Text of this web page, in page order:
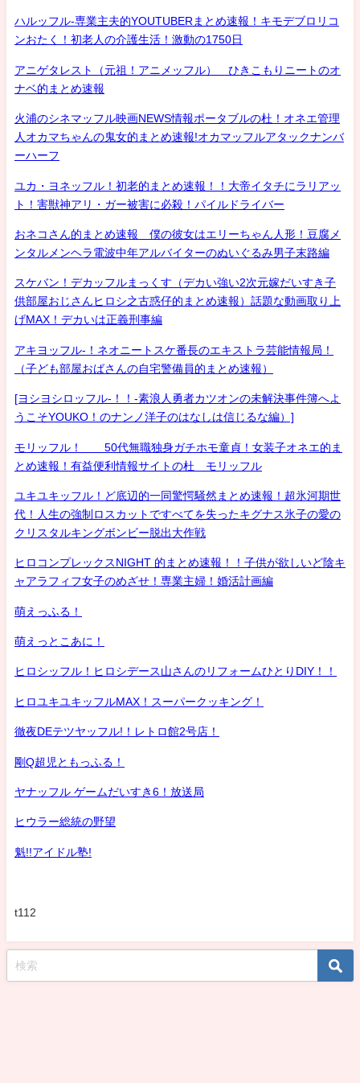
ハルッフル-専業主夫的YOUTUBERまとめ速報！キモデブロリコ
ンおたく！初老人の介護生活！激動の1750日
アニゲタレスト（元祖！アニメッフル） ひきこもりニートのオ
ナベ的まとめ速報
火浦のシネマッフル映画NEWS情報ポータブルの杜！オネエ管理
人オカマちゃんの鬼女的まとめ速報!オカマッフルアタックナンバ
ーハーフ
ユカ・ヨネッフル！初老的まとめ速報！！大帝イタチにラリアッ
ト！害獣神アリ・ガー被害に必殺！パイルドライバー
おネコさん的まとめ速報 僕の彼女はエリーちゃん人形！豆腐メ
ンタルメンヘラ電波中年アルバイターのぬいぐるみ男子末路編
スケバン！デカッフルまっくす（デカい強い2次元嫁だいすき子
供部屋おじさんヒロシ之古惑仔的まとめ速報）話題な動画取り上
げMAX！デカいは正義刑事編
アキヨッフル-！ネオニートスケ番長のエキストラ芸能情報局！
（子ども部屋おばさんの自宅警備員的まとめ速報）
[ヨシヨシロッフル-！！-素浪人勇者カツオンの未解決事件簿へよ
うこそYOUKO！のナンノ洋子のはなしは信じるな編）]
モリッフル！ 50代無職独身ガチホモ童貞！女装子オネエ的ま
とめ速報！有益便利情報サイトの杜 モリッフル
ユキユキッフル！ど底辺的一同驚愕騒然まとめ速報！超氷河期世
代！人生の強制ロスカットですべてを失ったキグナス氷子の愛の
クリスタルキングボンビー脱出大作戦
ヒロコンプレックスNIGHT 的まとめ速報！！子供が欲しいど陰キ
ャアラフィフ女子のめざせ！専業主婦！婚活計画編
萌えっふる！
萌えっとこあに！
ヒロシッフル！ヒロシデース山さんのリフォームひとりDIY！！
ヒロユキユキッフルMAX！スーパークッキング！
徹夜DEテツヤッフル!！レトロ館2号店！
剛Q超児ともっふる！
ヤナッフル ゲームだいすき6！放送局
ヒウラー総統の野望
魁!!アイドル塾!
t112